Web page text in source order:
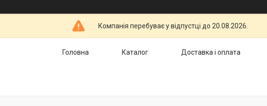
Компанія перебуває у відпустці до 20.08.2026.
Головна Каталог Доставка і оплата